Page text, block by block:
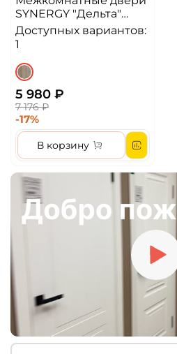
SYNERGY "Дельта"
Бетон (Сатинат
матовое)
Доступных вариантов:
1
5 980 ₽
7 176 ₽
-17%
В корзину